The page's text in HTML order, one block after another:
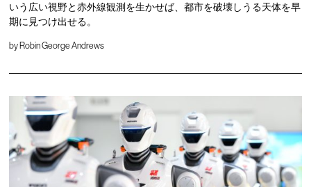
いう広い視野と赤外線観測を生かせば、都市を破壊しうる天体を早
期に見つけ出せる。
by Robin George Andrews